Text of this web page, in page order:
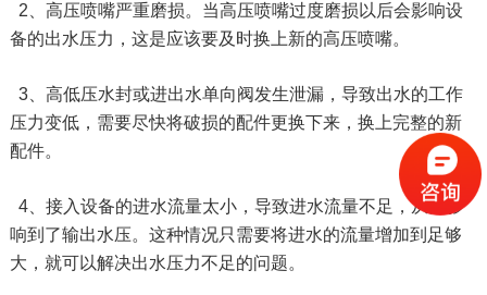
2、高压喷嘴严重磨损。当高压喷嘴过度磨损以后会影响设
备的出水压力，这是应该要及时换上新的高压喷嘴。
3、高低压水封或进出水单向阀发生泄漏，导致出水的工作
压力变低，需要尽快将破损的配件更换下来，换上完整的新
配件。
4、接入设备的进水流量太小，导致进水流量不足，从而影
响到了输出水压。这种情况只需要将进水的流量增加到足够
大，就可以解决出水压力不足的问题。